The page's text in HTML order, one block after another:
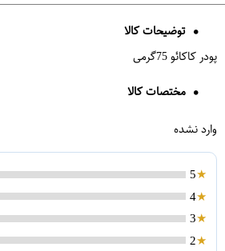
توضیحات کالا
پودر کاکائو 75گرمی
مختصات کالا
وارد نشده
5
4
3
2